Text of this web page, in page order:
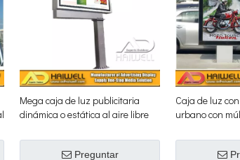
Mega caja de luz publicitaria
dinámica o estática al aire libre
Preguntar
Caja de luz
urbano con